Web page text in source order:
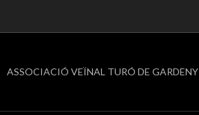
ASSOCIACIÓ VEÏNAL TURÓ DE GARDENY